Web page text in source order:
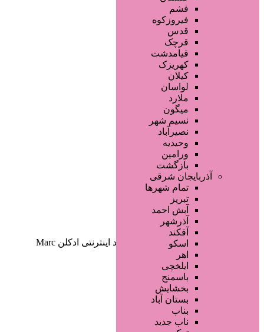
فشم
فیروزکوه
قدس
قرچک
قیامدشت
کهریزک
کیلان
لواسان
ملارد
میگون
نسیم شهر
نصیرآباد
وحیدیه
ورامین
بازگشت
آذربایجان شرقی
تمام شهر‌ها
تبریز
آبش احمد
آذرشهر
آقکند
اسکو
اهر
ایلخچی
باسمنج
بخشایش
بستان آباد
بناب
ناب جدید
صفحه اصلی
آگهی انبوه
طراحی سایت
صفحه اختصاصی
لیست سایتهای تبلیغاتی
دسته‌بندی‌ها
/ محصولات برچسب خورده “خرید اینترنتی ادکلن Marc